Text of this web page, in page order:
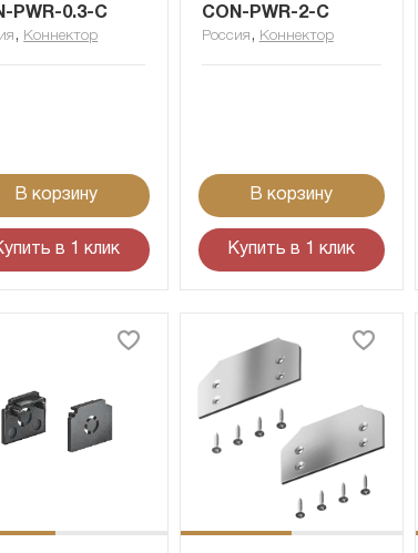
PWR-0.3-C
, Коннектор
В корзину
в 1 клик
CON-PWR-2-C
Россия , Коннектор
В корзину
Купить в 1 клик